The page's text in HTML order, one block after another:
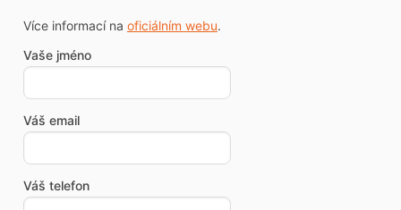
Více informací na oficiálním webu.
Vaše jméno
Váš email
Váš telefon